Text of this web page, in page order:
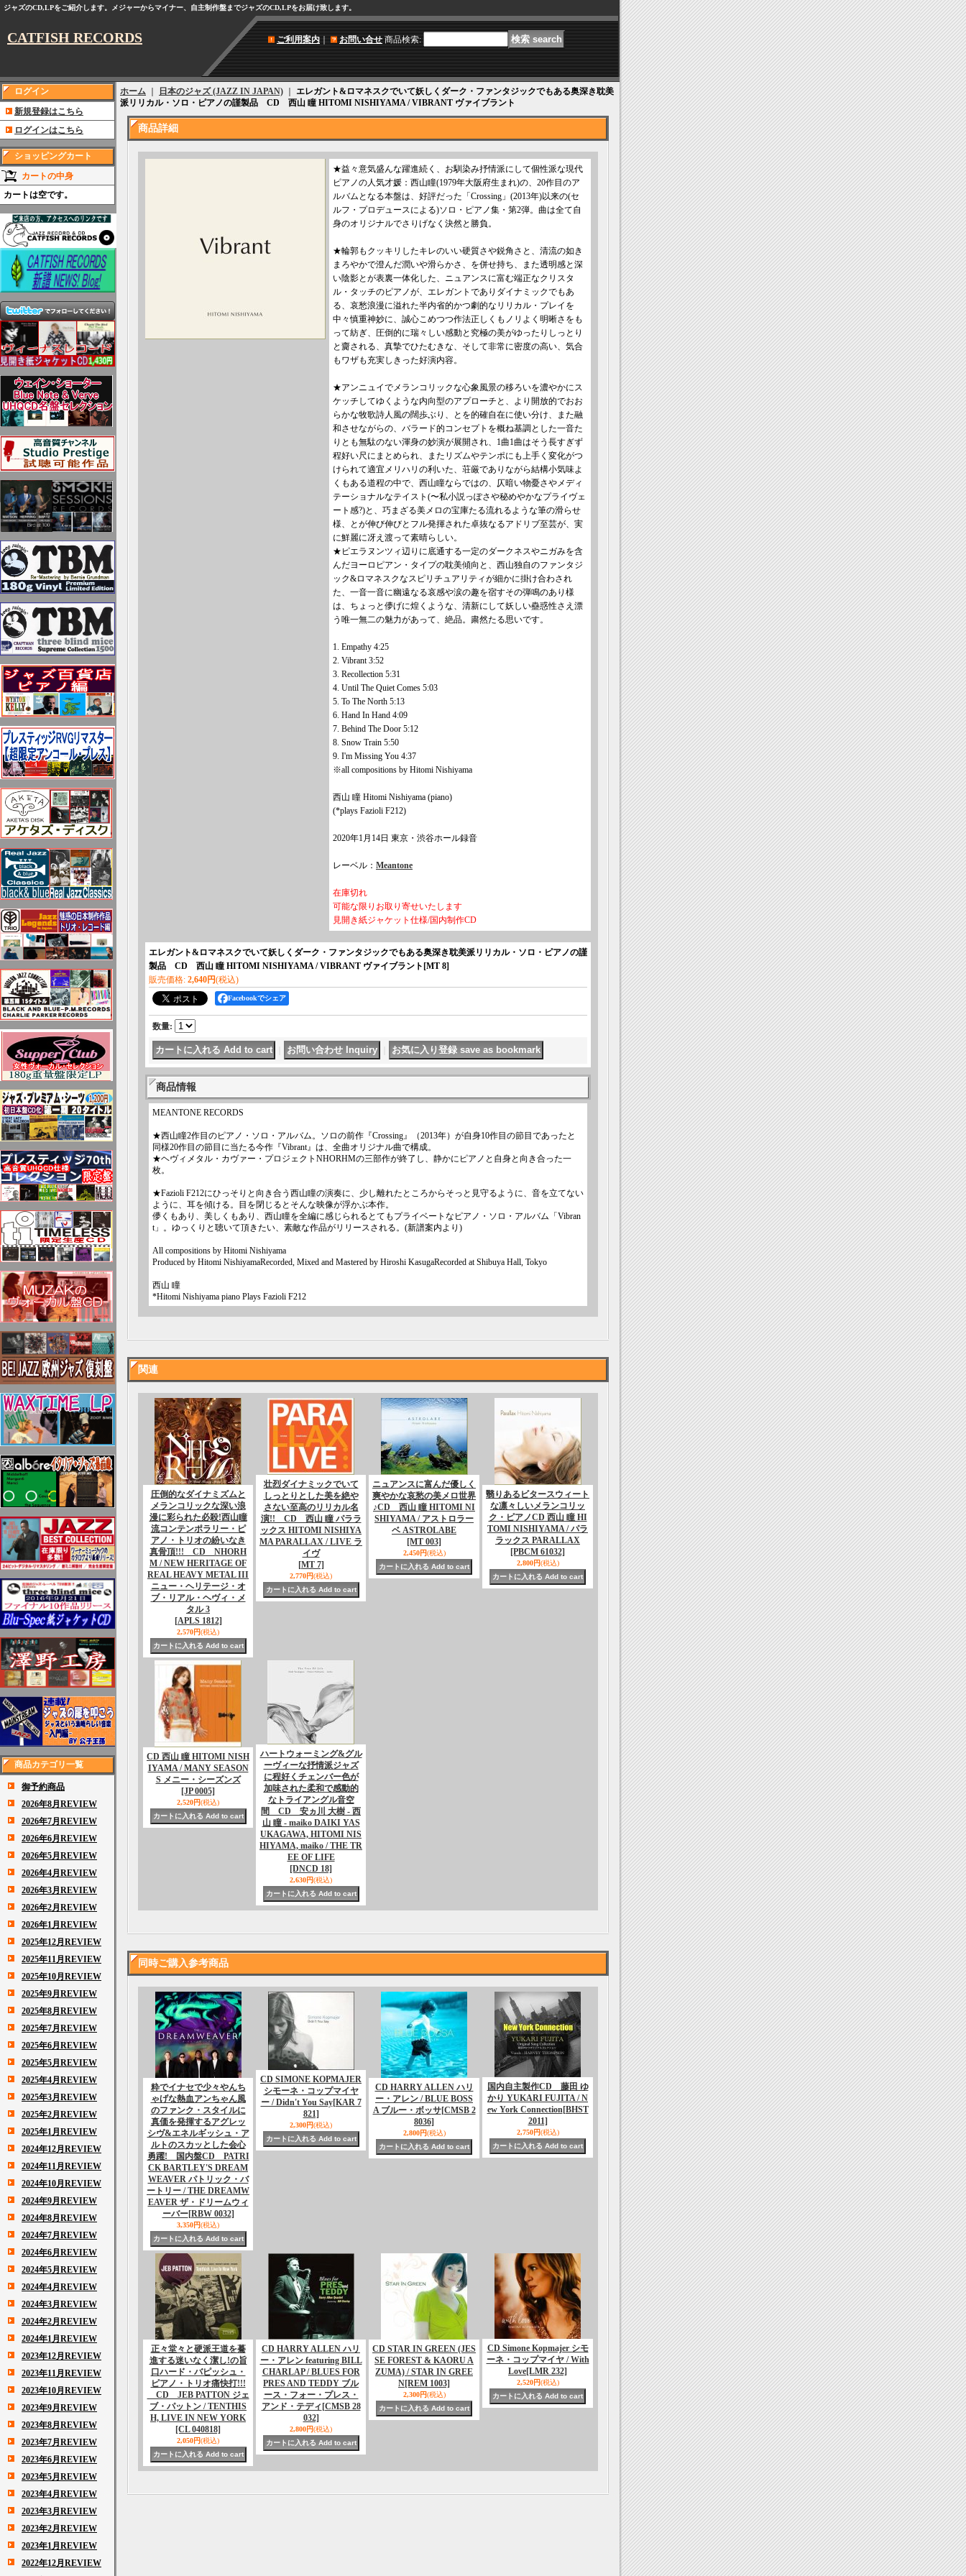
ジャズのCD,LPをご紹介します。メジャーからマイナー、自主制作盤までジャズのCD,LPをお届け致します。
CATFISH RECORDS ご利用案内｜ お問い合せ 商品検索:
ログイン
新規登録はこちら
ログインはこちら
ショッピングカート
カートの中身
カートは空です。
商品カテゴリ一覧
御予約商品
2026年8月REVIEW
2026年7月REVIEW
2026年6月REVIEW
2026年5月REVIEW
2026年4月REVIEW
2026年3月REVIEW
2026年2月REVIEW
2026年1月REVIEW
2025年12月REVIEW
2025年11月REVIEW
2025年10月REVIEW
2025年9月REVIEW
2025年8月REVIEW
2025年7月REVIEW
2025年6月REVIEW
2025年5月REVIEW
2025年4月REVIEW
2025年3月REVIEW
2025年2月REVIEW
2025年1月REVIEW
2024年12月REVIEW
2024年11月REVIEW
2024年10月REVIEW
2024年9月REVIEW
2024年8月REVIEW
2024年7月REVIEW
2024年6月REVIEW
2024年5月REVIEW
2024年4月REVIEW
2024年3月REVIEW
2024年2月REVIEW
2024年1月REVIEW
2023年12月REVIEW
2023年11月REVIEW
2023年10月REVIEW
2023年9月REVIEW
2023年8月REVIEW
2023年7月REVIEW
2023年6月REVIEW
2023年5月REVIEW
2023年4月REVIEW
2023年3月REVIEW
2023年2月REVIEW
2023年1月REVIEW
2022年12月REVIEW
ホーム 日本のジャズ (JAZZ IN JAPAN)
エレガント&ロマネスクでいて妖しくダーク・ファンタジックでもある奥深き耽美
派リリカル・ソロ・ピアノの謹製品 CD 西山 瞳 HITOMI NISHIYAMA / VIBRANT ヴァイブラント
商品詳細
★益々意気盛んな躍進続く、お馴染み抒情派にして個性派な現代
ピアノの人気才媛：西山瞳(1979年大阪府生まれ)の、20作目のア
ルバムとなる本盤は、好評だった「Crossing」(2013年)以来の(セ
ルフ・プロデュースによる)ソロ・ピアノ集・第2弾。曲は全て自
身のオリジナルでさりげなく決然と勝負。
★輪郭もクッキリしたキレのいい硬質さや鋭角さと、清流の如き
まろやかで澄んだ潤いや滑らかさ、を併せ持ち、また透明感と深
い陰影とが表裏一体化した、ニュアンスに富む端正なクリスタ
ル・タッチのピアノが、エレガントでありダイナミックでもあ
る、哀愁浪漫に溢れた半内省的かつ劇的なリリカル・プレイを
中々慎重神妙に、誠心こめつつ作法正しくもノリよく明晰さをも
って紡ぎ、圧倒的に瑞々しい感動と究極の美がゆったりしっとり
と齎される、真摯でひたむきな、そして非常に密度の高い、気合
もワザも充実しきった好演内容。
★アンニュイでメランコリックな心象風景の移ろいを濃やかにス
ケッチしてゆくような内向型のアプローチと、より開放的でおお
らかな牧歌詩人風の闊歩ぶり、とを的確自在に使い分け、また融
和させながらの、バラード的コンセプトを概ね基調とした一音た
りとも無駄のない渾身の妙演が展開され、1曲1曲はそう長すぎず
程好い尺にまとめられ、またリズムやテンポにも上手く変化がつ
けられて適宜メリハリの利いた、荘厳でありながら結構小気味よ
くもある道程の中で、西山瞳ならではの、仄暗い物憂さやメディ
テーショナルなテイスト(〜私小説っぽさや秘めやかなプライヴェ
ート感?)と、巧まざる美メロの宝庫たる流れるような筆の滑らせ
様、とが伸び伸びとフル発揮された卓抜なるアドリブ至芸が、実
に鮮麗に冴え渡って素晴らしい。
★ピエラヌンツィ辺りに底通する一定のダークネスやニガみを含
んだヨーロピアン・タイプの耽美傾向と、西山独自のファンタジ
ック&ロマネスクなスピリチュアリティが細かに掛け合わされ
た、一音一音に幽遠なる哀感や涙の趣を宿すその弾鳴のあり様
は、ちょっと儚げに煌くような、清新にして妖しい蠱惑性さえ漂
う唯一無二の魅力があって、絶品。粛然たる思いです。
1. Empathy 4:25
2. Vibrant 3:52
3. Recollection 5:31
4. Until The Quiet Comes 5:03
5. To The North 5:13
6. Hand In Hand 4:09
7. Behind The Door 5:12
8. Snow Train 5:50
9. I'm Missing You 4:37
※all compositions by Hitomi Nishiyama
西山 瞳 Hitomi Nishiyama (piano)
(*plays Fazioli F212)
2020年1月14日 東京・渋谷ホール録音
レーベル： Meantone
在庫切れ
可能な限りお取り寄せいたします
見開き紙ジャケット仕様/国内制作CD
エレガント&ロマネスクでいて妖しくダーク・ファンタジックでもある奥深き耽美派リリカル・ソロ・ピアノの謹
製品 CD 西山 瞳 HITOMI NISHIYAMA / VIBRANT ヴァイブラント [MT 8]
販売価格: 2,640円(税込)
Facebookでシェア
数量:
商品情報
MEANTONE RECORDS
★西山瞳2作目のピアノ・ソロ・アルバム。ソロの前作『Crossing』（2013年）が自身10作目の節目であったと
同様20作目の節目に当たる今作『Vibrant』は、全曲オリジナル曲で構成。
★ヘヴィメタル・カヴァー・プロジェクトNHORHMの三部作が終了し、静かにピアノと自身と向き合った一
枚。
★Fazioli F212にひっそりと向き合う西山瞳の演奏に、少し離れたところからそっと見守るように、音を立てない
ように、耳を傾ける。目を閉じるとそんな映像が浮かぶ本作。
儚くもあり、美しくもあり、西山瞳を全編に感じられるとてもプライベートなピアノ・ソロ・アルバム「Vibran
t」。ゆっくりと聴いて頂きたい、素敵な作品がリリースされる。(新譜案内より)
All compositions by Hitomi Nishiyama
Produced by Hitomi NishiyamaRecorded, Mixed and Mastered by Hiroshi KasugaRecorded at Shibuya Hall, Tokyo
西山 瞳
*Hitomi Nishiyama piano Plays Fazioli F212
関連
圧倒的なダイナミズムと
メランコリックな深い浪
漫に彩られた必殺!西山瞳
流コンテンポラリー・ピ
アノ・トリオの紛いなき
真骨頂!!! CD NHORH
M / NEW HERITAGE OF
REAL HEAVY METAL III
ニュー・ヘリテージ・オ
ブ・リアル・ヘヴィ・メ
タル 3
[APLS 1812]
2,570円(税込)
壮烈ダイナミックでいて
しっとりとした美を絶や
さない至高のリリカル名
演!! CD 西山 瞳 パララ
ックス HITOMI NISHIYA
MA PARALLAX / LIVE ラ
イヴ
[MT 7]
2,770円(税込)
ニュアンスに富んだ優しく
爽やかな哀愁の美メロ世界
♪CD 西山 瞳 HITOMI NI
SHIYAMA / アストロラー
ベ ASTROLABE
[MT 003]
2,450円(税込)
翳りあるビタースウィート
な凛々しいメランコリッ
ク・ピアノCD 西山 瞳 HI
TOMI NISHIYAMA / パラ
ラックス PARALLAX
[PBCM 61032]
2,800円(税込)
CD 西山 瞳 HITOMI NISH
IYAMA / MANY SEASON
S メニー・シーズンズ
[JP 0005]
2,520円(税込)
ハートウォーミング&グル
ーヴィーな抒情派ジャズ
に程好くチェンバー色が
加味された柔和で感動的
なトライアングル音空
間 CD 安ヵ川 大樹 - 西
山 瞳 - maiko DAIKI YAS
UKAGAWA, HITOMI NIS
HIYAMA, maiko / THE TR
EE OF LIFE
[DNCD 18]
2,630円(税込)
同時ご購入参考商品
粋でイナセで少々やんち
ゃげな熱血アンちゃん風
のファンク・スタイルに
真価を発揮するアグレッ
シヴ&エネルギッシュ・ア
ルトのスカッとした会心
勇躍! 国内盤CD PATRI
CK BARTLEY'S DREAM
WEAVER パトリック・バ
ートリー / THE DREAMW
EAVER ザ・ドリームウィ
ーバー[RBW 0032]
3,350円(税込)
CD SIMONE KOPMAJER
シモーネ・コップマイヤ
ー / Didn't You Say[KAR 7
821]
2,300円(税込)
CD HARRY ALLEN ハリ
ー・アレン / BLUE BOSS
A ブルー・ボッサ[CMSB 2
8036]
2,800円(税込)
国内自主製作CD 藤田 ゆ
かり YUKARI FUJITA / N
ew York Connection[BHST
2011]
2,750円(税込)
正々堂々と硬派王道を驀
進する迷いなく潔し!の旨
口ハード・バピッシュ・
ピアノ・トリオ痛快打!!!
CD JEB PATTON ジェ
ブ・パットン / TENTHIS
H, LIVE IN NEW YORK
[CL 040818]
2,050円(税込)
CD HARRY ALLEN ハリ
ー・アレン featuring BILL
CHARLAP / BLUES FOR
PRES AND TEDDY ブル
ース・フォー・プレス・
アンド・テディ [CMSB 28
032]
2,800円(税込)
CD STAR IN GREEN (JES
SE FOREST & KAORU A
ZUMA) / STAR IN GREE
N[REM 1003]
2,300円(税込)
CD Simone Kopmajer シモ
ーネ・コップマイヤ / With
Love[LMR 232]
2,520円(税込)